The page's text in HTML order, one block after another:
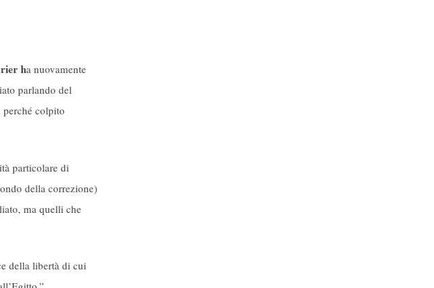
ha nuovamente
parlando del
colpito
particolare di
della correzione)
ma quelli che
della libertà di cui